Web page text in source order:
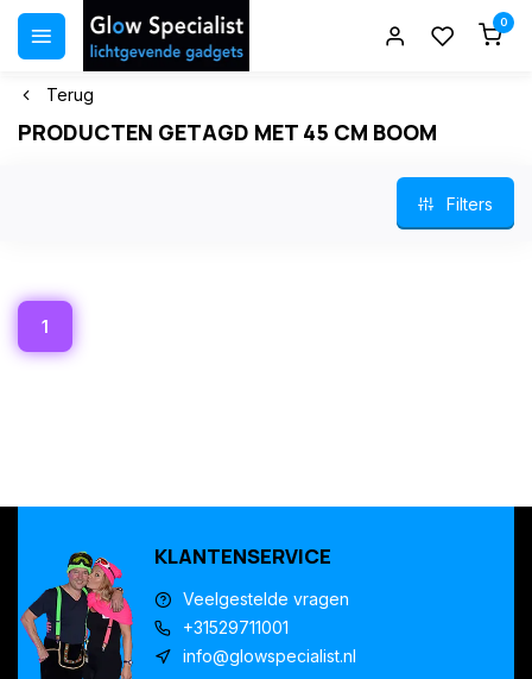
0
Terug
PRODUCTEN GETAGD MET 45 CM BOOM
Filters
1
KLANTENSERVICE
Veelgestelde vragen
+31529711001
info@glowspecialist.nl